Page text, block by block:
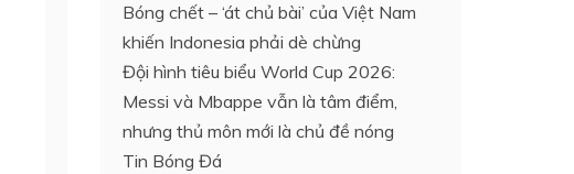
Bóng chết – ‘át chủ bài’ của Việt Nam
khiến Indonesia phải dè chừng
Đội hình tiêu biểu World Cup 2026:
Messi và Mbappe vẫn là tâm điểm,
nhưng thủ môn mới là chủ đề nóng
Tin Bóng Đá